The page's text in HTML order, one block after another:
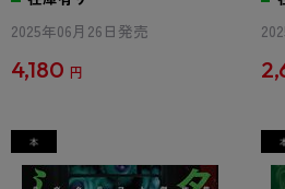
2025年06月26日発売
4,180 円